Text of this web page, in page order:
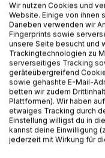
BESCHREIBUNG
Ein Mann, der ist ein
schrulliger Alter, der
den Aufzeichnungen
Wir nutzen Cookies und
Website. Einige von ihnen
Daneben verwenden wir
Fingerprints sowie
unsere Seite besucht und
Trackingtechnologien zu
serverseitiges Tracking
geräteübergreifend
sowie gehashte E-Mail-
betten wir zudem
Plattformen). Wir haben
etwaiges Tracking durch
Einstellung willigst du in
kannst deine Einwilligung
jederzeit mit Wirkung für